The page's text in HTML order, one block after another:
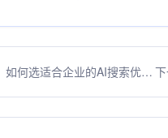
如何选适合企业的AI搜索优化